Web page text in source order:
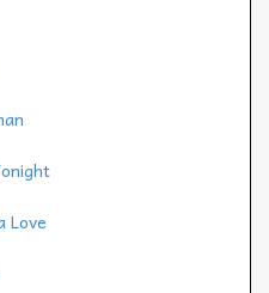
Love